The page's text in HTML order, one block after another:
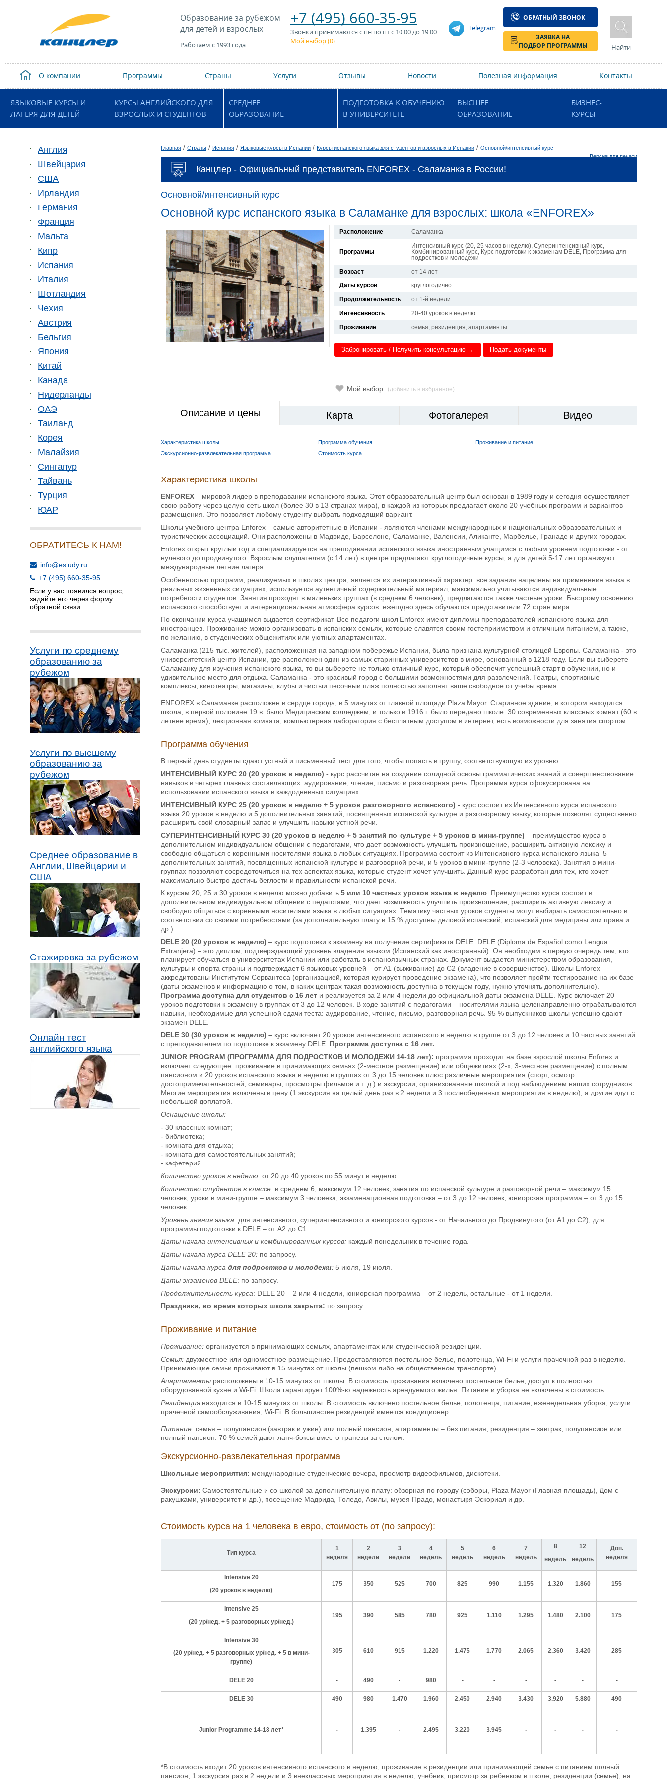
Образование за рубежом
для детей и взрослых
Работаем с 1993 года
+7 (495) 660-35-95
Звонки принимаются с пн по пт с 10:00 до 19:00
Мой выбор (0)
Telegram
ОБРАТНЫЙ ЗВОНОК
ЗАЯВКА НА
ПОДБОР ПРОГРАММЫ
Найти
О компании Программы Страны Услуги Отзывы Новости Полезная информация Контакты
ЯЗЫКОВЫЕ КУРСЫ И
ЛАГЕРЯ ДЛЯ ДЕТЕЙ
КУРСЫ АНГЛИЙСКОГО ДЛЯ
ВЗРОСЛЫХ И СТУДЕНТОВ
СРЕДНЕЕ
ОБРАЗОВАНИЕ
ПОДГОТОВКА К ОБУЧЕНИЮ
В УНИВЕРСИТЕТЕ
ВЫСШЕЕ
ОБРАЗОВАНИЕ
БИЗНЕС-
КУРСЫ
Англия
Швейцария
США
Ирландия
Германия
Франция
Мальта
Кипр
Испания
Италия
Шотландия
Чехия
Австрия
Бельгия
Япония
Китай
Канада
Нидерланды
ОАЭ
Таиланд
Корея
Малайзия
Сингапур
Тайвань
Турция
ЮАР
ОБРАТИТЕСЬ К НАМ!
info@estudy.ru
+7 (495) 660-35-95
Если у вас появился вопрос,
задайте его через форму
обратной связи.
Услуги по среднему
образованию за
рубежом
Услуги по высшему
образованию за
рубежом
Среднее образование в
Англии, Швейцарии и
США
Стажировка за рубежом
Онлайн тест
английского языка
Главная / Страны / Испания / Языковые курсы в Испании / Курсы испанского языка для студентов и взрослых в Испании / Основной/интенсивный курс
Версия для печати
Канцлер - Официальный представитель ENFOREX - Саламанка в России!
Основной/интенсивный курс
Основной курс испанского языка в Саламанке для взрослых: школа «ENFOREX»
Расположение Саламанка
Программы
Интенсивный курс (20, 25 часов в неделю), Суперинтенсивный курс,
Комбинированный курс, Курс подготовки к экзаменам DELE, Программа для
подростков и молодежи
Возраст
от 14 лет
Даты курсов
круглогодично
Продолжительность
от 1-й недели
Интенсивность
20-40 уроков в неделю
Проживание
семья, резиденция, апартаменты
Забронировать / Получить консультацию → Подать документы
Мой выбор (добавить в избранное)
Описание и цены Карта Фотогалерея Видео
Характеристика школы Программа обучения
Проживание и питание
Экскурсионно-развлекательная программа
Стоимость курса
Характеристика школы
ENFOREX – мировой лидер в преподавании испанского языка. Этот образовательный центр был основан в 1989 году и сегодня осуществляет
свою работу через целую сеть школ (более 30 в 13 странах мира), в каждой из которых предлагает около 20 учебных программ и вариантов
размещения. Это позволяет любому студенту выбрать подходящий вариант.
Школы учебного центра Enforex – самые авторитетные в Испании - являются членами международных и национальных образовательных и
туристических ассоциаций. Они расположены в Мадриде, Барселоне, Саламанке, Валенсии, Аликанте, Марбелье, Гранаде и других городах.
Enforex открыт круглый год и специализируется на преподавании испанского языка иностранным учащимся с любым уровнем подготовки - от
нулевого до продвинутого. Взрослым слушателям (с 14 лет) в центре предлагают круглогодичные курсы, а для детей 5-17 лет организуют
международные летние лагеря.
Особенностью программ, реализуемых в школах центра, является их интерактивный характер: все задания нацелены на применение языка в
реальных жизненных ситуациях, используется аутентичный содержательный материал, максимально учитываются индивидуальные
потребности студентов. Занятия проходят в маленьких группах (в среднем 6 человек), предлагаются также частные уроки. Быстрому освоению
испанского способствует и интернациональная атмосфера курсов: ежегодно здесь обучаются представители 72 стран мира.
По окончании курса учащимся выдается сертификат. Все педагоги школ Enforex имеют дипломы преподавателей испанского языка для
иностранцев. Проживание можно организовать в испанских семьях, которые славятся своим гостеприимством и отличным питанием, а также,
по желанию, в студенческих общежитиях или уютных апартаментах.
Саламанка (215 тыс. жителей), расположенная на западном побережье Испании, была признана культурной столицей Европы. Саламанка - это
университетский центр Испании, где расположен один из самых старинных университетов в мире, основанный в 1218 году. Если вы выберете
Саламанку для изучения испанского языка, то вы выберете не только отличный курс, который обеспечит успешный старт в обучении, но и
удивительное место для отдыха. Саламанка - это красивый город с большими возможностями для развлечений. Театры, спортивные
комплексы, кинотеатры, магазины, клубы и чистый песочный пляж полностью заполнят ваше свободное от учебы время.
ENFOREX в Саламанке расположен в сердце города, в 5 минутах от главной площади Plaza Mayor. Старинное здание, в котором находится
школа, в первой половине 19 в. было Медицинским колледжем, и только в 1916 г. было передано школе. 30 современных классных комнат (60 в
летнее время), лекционная комната, компьютерная лаборатория с бесплатным доступом в интернет, есть возможности для занятия спортом.
Программа обучения
В первый день студенты сдают устный и письменный тест для того, чтобы попасть в группу, соответствующую их уровню.
ИНТЕНСИВНЫЙ КУРС 20 (20 уроков в неделю) - курс рассчитан на создание солидной основы грамматических знаний и совершенствование
навыков в четырех главных составляющих: аудирование, чтение, письмо и разговорная речь. Программа курса сфокусирована на
использовании испанского языка в каждодневных ситуациях.
ИНТЕНСИВНЫЙ КУРС 25 (20 уроков в неделю + 5 уроков разговорного испанского) - курс состоит из Интенсивного курса испанского
языка 20 уроков в неделю и 5 дополнительных занятий, посвященных испанской культуре и разговорному языку, которые позволят существенно
расширить свой словарный запас и улучшить навыки устной речи.
СУПЕРИНТЕНСИВНЫЙ КУРС 30 (20 уроков в неделю + 5 занятий по культуре + 5 уроков в мини-группе) – преимущество курса в
дополнительном индивидуальном общении с педагогами, что дает возможность улучшить произношение, расширить активную лексику и
свободно общаться с коренными носителями языка в любых ситуациях. Программа состоит из Интенсивного курса испанского языка, 5
дополнительных занятий, посвященных испанской культуре и разговорной речи, и 5 уроков в мини-группе (2-3 человека). Занятия в мини-
группах позволяют сосредоточиться на тех аспектах языка, которые студент хочет улучшить. Данный курс разработан для тех, кто хочет
максимально быстро достичь беглости и правильности испанской речи.
К курсам 20, 25 и 30 уроков в неделю можно добавить 5 или 10 частных уроков языка в неделю Преимущество курса состоит в
дополнительном индивидуальном общении с педагогами, что дает возможность улучшить произношение, расширить активную лексику и
свободно общаться с коренными носителями языка в любых ситуациях. Тематику частных уроков студенты могут выбирать самостоятельно в
соответствии со своими потребностями (за дополнительную плату в 15 % доступны деловой испанский, испанский для медицины или права и
др.).
DELE 20 (20 уроков в неделю) – курс подготовки к экзамену на получение сертификата DELE. DELE (Diploma de Español como Lengua
Extranjera) – это диплом, подтверждающий уровень владения языком (Испанский как иностранный). Он необходим в первую очередь тем, кто
планирует обучаться в университетах Испании или работать в испаноязычных странах. Документ выдается министерством образования,
культуры и спорта страны и подтверждает 6 языковых уровней – от А1 (выживание) до С2 (владение в совершенстве). Школы Enforex
аккредитованы Институтом Сервантеса (организацией, которая курирует проведение экзамена), что позволяет пройти тестирование на их базе
(даты экзаменов и информацию о том, в каких центрах такая возможность доступна в текущем году, нужно уточнять дополнительно).
Программа доступна для студентов с 16 лет и реализуется за 2 или 4 недели до официальной даты экзамена DELE. Курс включает 20
уроков подготовки к экзамену в группах от 3 до 12 человек. В ходе занятий с педагогами – носителями языка целенаправленно отрабатываются
навыки, необходимые для успешной сдачи теста: аудирование, чтение, письмо, разговорная речь. 95 % выпускников школы успешно сдают
экзамен DELE.
DELE 30 (30 уроков в неделю) – курс включает 20 уроков интенсивного испанского в неделю в группе от 3 до 12 человек и 10 частных занятий
с преподавателем по подготовке к экзамену DELE. Программа доступна с 16 лет.
JUNIOR PROGRAM (ПРОГРАММА ДЛЯ ПОДРОСТКОВ И МОЛОДЕЖИ 14-18 лет): программа проходит на базе взрослой школы Enforex и
включает следующее: проживание в принимающих семьях (2-местное размещение) или общежитиях (2-х, 3-местное размещение) с полным
пансионом и 20 уроков испанского языка в неделю в группах от 3 до 15 человек плюс различные мероприятия (спорт, осмотр
достопримечательностей, семинары, просмотры фильмов и т. д.) и экскурсии, организованные школой и под наблюдением наших сотрудников.
Многие мероприятия включены в цену (1 экскурсия на целый день раз в 2 недели и 3 послеобеденных мероприятия в неделю), а другие идут с
небольшой доплатой.
Оснащение школы:
- 30 классных комнат;
- библиотека;
- комната для отдыха;
- комната для самостоятельных занятий;
- кафетерий.
Количество уроков в неделю: от 20 до 40 уроков по 55 минут в неделю
Количество студентов в классе: в среднем 6, максимум 12 человек, занятия по испанской культуре и разговорной речи – максимум 15
человек, уроки в мини-группе – максимум 3 человека, экзаменационная подготовка – от 3 до 12 человек, юниорская программа – от 3 до 15
человек.
Уровень знания языка: для интенсивного, суперинтенсивного и юниорского курсов - от Начального до Продвинутого (от А1 до С2), для
программы подготовки к DELE – от А2 до С1.
Даты начала интенсивных и комбинированных курсов: каждый понедельник в течение года.
Даты начала курса DELE20: по запросу.
Даты начала курса для подростков и молодежи: 5 июля, 19 июля.
Даты экзаменов DELE: по запросу.
Продолжительность курса: DELE 20 – 2 или 4 недели, юниорская программа – от 2 недель, остальные - от 1 недели.
Праздники, во время которых школа закрыта: по запросу.
Проживание и питание
Проживание: организуется в принимающих семьях, апартаментах или студенческой резиденции.
Семья: двухместное или одноместное размещение. Предоставляются постельное белье, полотенца, Wi-Fi и услуги прачечной раз в неделю.
Принимающие семьи проживают в 15 минутах от школы (пешком либо на общественном транспорте).
Апартаменты расположены в 10-15 минутах от школы. В стоимость проживания включено постельное белье, доступ к полностью
оборудованной кухне и Wi-Fi. Школа гарантирует 100%-ю надежность арендуемого жилья. Питание и уборка не включены в стоимость.
Резиденция находится в 10-15 минутах от школы. В стоимость включено постельное белье, полотенца, питание, еженедельная уборка, услуги
прачечной самообслуживания, Wi-Fi. В большинстве резиденций имеется кондиционер.
Питание: семья – полупансион (завтрак и ужин) или полный пансион, апартаменты – без питания, резиденция – завтрак, полупансион или
полный пансион. 70 % семей дают ланч-боксы вместо трапезы за столом.
Экскурсионно-развлекательная программа
Школьные мероприятия: международные студенческие вечера, просмотр видеофильмов, дискотеки.
Экскурсии: Самостоятельные и со школой за дополнительную плату: обзорная по городу (соборы, Plaza Mayor (Главная площадь), Дом с
ракушками, университет и др.), посещение Мадрида, Толедо, Авилы, музея Прадо, монастыря Эскориал и др.
Стоимость курса на 1 человека в евро, стоимость от (по запросу):
Тип курса
1
неделя
2
недели
3
недели
4
недель
5
недель
6
недель
7
недель
8
недель
12
недель
Доп.
неделя
Intensive 20
(20 уроков в неделю)
175 350 525 700 825 990 1.155 1.320 1.860 155
Intensive25
(20 ур/нед. + 5 разговорных ур/нед.)
195 390 585 780 925 1.110 1.295 1.480 2.100 175
Intensive30
(20 ур/нед. + 5 разговорных ур/нед. + 5 в мини-
группе)
305 610 915 1.220 1.475 1.770 2.065 2.360 3.420 285
DELE20 - 490 - 980 - - - - - -
DELE30 490 980 1.470 1.960 2.450 2.940 3.430 3.920 5.880 490
Junior Programme 14-18 лет* - 1.395 - 2.495 3.220 3.945 - - - -
*В стоимость входит 20 уроков интенсивного испанского в неделю, проживание в резиденции или принимающей семье с питанием полный
пансион, 1 экскурсия раз в 2 недели и 3 внеклассных мероприятия в неделю, учебник, присмотр за ребенком в школе, резиденции (семье), на